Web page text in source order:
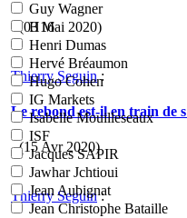
Guy Wagner
H16
Henri Dumas
Hervé Bréaumon
Hugo Cohen
IG Markets
Isabelle Mouilleseaux
ISF
Jacques SAPIR
Jawhar Jchtioui
Jean Aubignat
Jean Christophe Bataille
- (03 Mai 2020)
Thierry Seguin:
Le rebond est-il en train de
- (15 Avr 2020)
Thierry Seguin: